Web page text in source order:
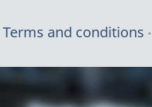
Terms and conditions